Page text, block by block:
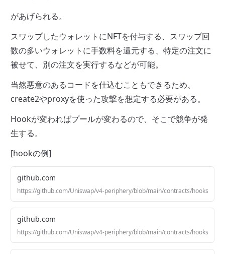
があげられる。
スワップしたウォレットにNFTを付与する、スワップ回
数の多いウォレットに手数料を還元する、特定の注文に
被せて、別の注文を実行するなどが可能。
当然悪意のあるコードを仕込むこともできるため、
create2やproxyを使った攻撃を想定する必要がある。
Hookが変わればプールが変わるので、そこで競争が発
生する。
[hookの例]
github.com
https://github.com/Uniswap/v4-periphery/blob/main/contracts/hooks/
github.com
https://github.com/Uniswap/v4-periphery/blob/main/contracts/hooks/